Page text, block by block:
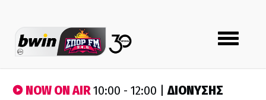
Toggle
navigation
NOW ON AIR10:00 - 12:00 |ΔΙΟΝΥΣΗΣ